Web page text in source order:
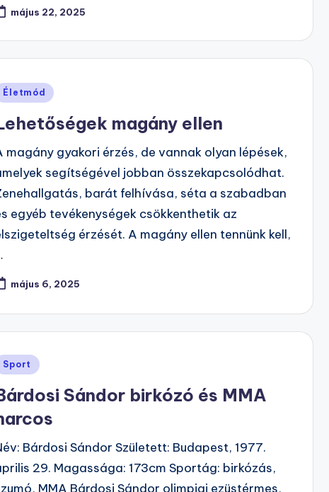
május 22, 2025
Életmód
magány ellen
magány gyakori érzés, de vannak olyan lépések,
segítségével jobban összekapcsolódhat.
barát felhívása, séta a szabadban
egyéb tevékenységek csökkenthetik az
érzését. A magány ellen tennünk kell,
május 6, 2025
Sport
Sándor birkózó és MMA
Bárdosi Sándor Született: Budapest, 1977.
29. Magassága: 173cm Sportág: birkózás,
MMA Bárdosi Sándor olimpiai ezüstérmes,